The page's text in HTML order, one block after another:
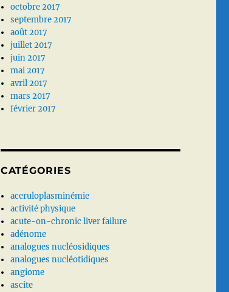
octobre 2017
septembre 2017
août 2017
juillet 2017
juin 2017
mai 2017
avril 2017
mars 2017
février 2017
CATÉGORIES
aceruloplasminémie
activité physique
acute-on-chronic liver failure
adénome
analogues nucléosidiques
analogues nucléotidiques
angiome
ascite